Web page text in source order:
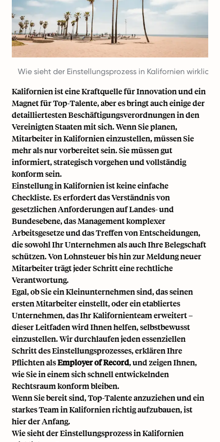
Wie sieht der Einstellungsprozess in Kalifornien wirklich
Kalifornien ist eine Kraftquelle für Innovation und ein
Magnet für Top-Talente, aber es bringt auch einige der
detailliertesten Beschäftigungsverordnungen in den
Vereinigten Staaten mit sich. Wenn Sie planen,
Mitarbeiter in Kalifornien einzustellen, müssen Sie
mehr als nur vorbereitet sein. Sie müssen gut
informiert, strategisch vorgehen und vollständig
konform sein.
Einstellung in Kalifornien ist keine einfache
Checkliste. Es erfordert das Verständnis von
gesetzlichen Anforderungen auf Landes- und
Bundesebene, das Management komplexer
Arbeitsgesetze und das Treffen von Entscheidungen,
die sowohl Ihr Unternehmen als auch Ihre Belegschaft
schützen. Von Lohnsteuer bis hin zur Meldung neuer
Mitarbeiter trägt jeder Schritt eine rechtliche
Verantwortung.
Egal, ob Sie ein Kleinunternehmen sind, das seinen
ersten Mitarbeiter einstellt, oder ein etabliertes
Unternehmen, das Ihr Kalifornienteam erweitert –
dieser Leitfaden wird Ihnen helfen, selbstbewusst
einzustellen. Wir durchlaufen jeden essenziellen
Schritt des Einstellungsprozesses, erklären Ihre
Pflichten alsEmployer of Record, und zeigen Ihnen,
wie Sie in einem sich schnell entwickelnden
Rechtsraum konform bleiben.
Wenn Sie bereit sind, Top-Talente anzuziehen und ein
starkes Team in Kalifornien richtig aufzubauen, ist
hier der Anfang.
Wie sieht der Einstellungsprozess in Kalifornien